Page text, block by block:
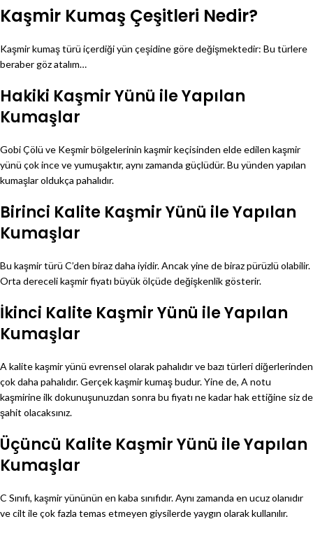
Kaşmir Kumaş Çeşitleri Nedir?
Kaşmir kumaş türü içerdiği yün çeşidine göre değişmektedir: Bu türlere
beraber göz atalım…
Hakiki Kaşmir Yünü ile Yapılan
Kumaşlar
Gobi Çölü ve Keşmir bölgelerinin kaşmir keçisinden elde edilen kaşmir
yünü çok ince ve yumuşaktır, aynı zamanda güçlüdür. Bu yünden yapılan
kumaşlar oldukça pahalıdır.
Birinci Kalite Kaşmir Yünü ile Yapılan
Kumaşlar
Bu kaşmir türü C’den biraz daha iyidir. Ancak yine de biraz pürüzlü olabilir.
Orta dereceli kaşmir fiyatı büyük ölçüde değişkenlik gösterir.
İkinci Kalite Kaşmir Yünü ile Yapılan
Kumaşlar
A kalite kaşmir yünü evrensel olarak pahalıdır ve bazı türleri diğerlerinden
çok daha pahalıdır. Gerçek kaşmir kumaş budur. Yine de, A notu
kaşmirine ilk dokunuşunuzdan sonra bu fiyatı ne kadar hak ettiğine siz de
şahit olacaksınız.
Üçüncü Kalite Kaşmir Yünü ile Yapılan
Kumaşlar
C Sınıfı, kaşmir yününün en kaba sınıfıdır. Aynı zamanda en ucuz olanıdır
ve cilt ile çok fazla temas etmeyen giysilerde yaygın olarak kullanılır.